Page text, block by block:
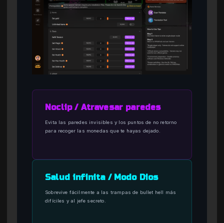
Noclip / Atravesar paredes
Evita las paredes invisibles y los puntos de no retorno
para recoger las monedas que te hayas dejado.
Salud infinita / Modo Dios
Sobrevive fácilmente a las trampas de bullet hell más
difíciles y al jefe secreto.